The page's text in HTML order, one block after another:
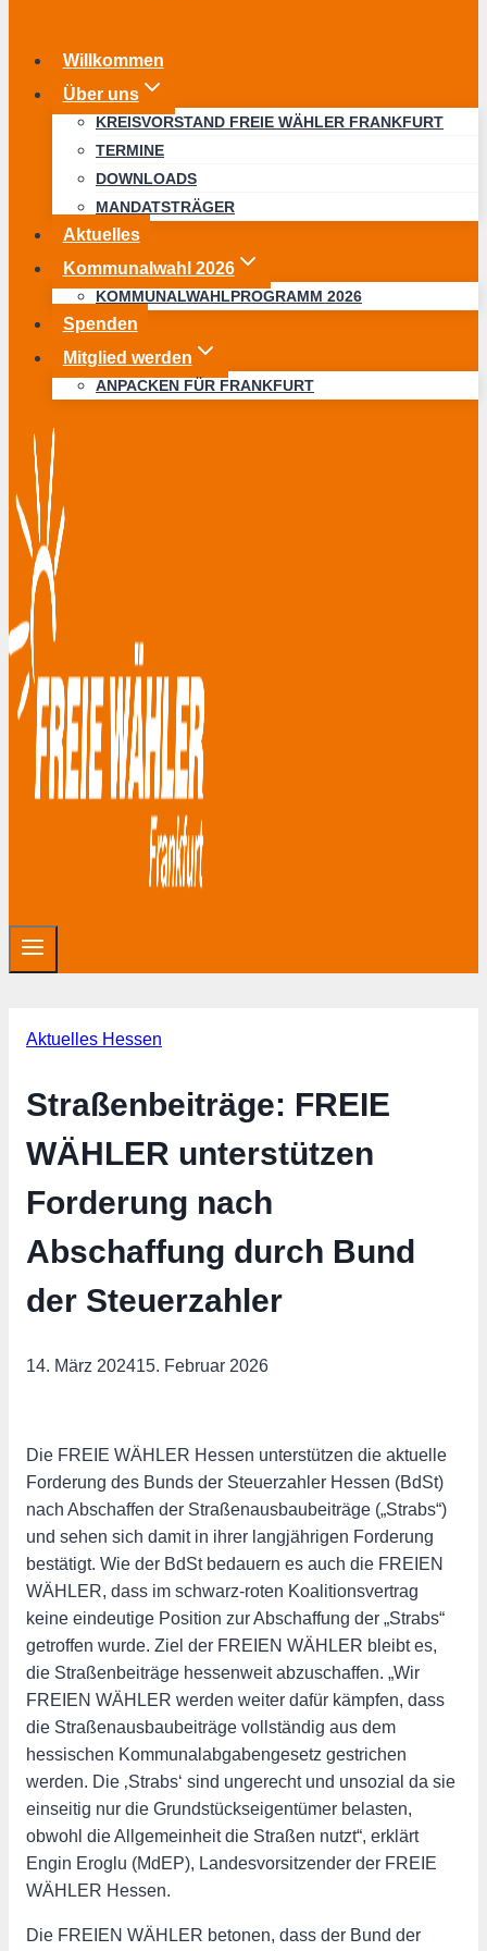
Willkommen
Über uns
KREISVORSTAND FREIE WÄHLER FRANKFURT
TERMINE
DOWNLOADS
MANDATSTRÄGER
Aktuelles
Kommunalwahl 2026
KOMMUNALWAHLPROGRAMM 2026
Spenden
Mitglied werden
ANPACKEN FÜR FRANKFURT
Aktuelles Hessen
Straßenbeiträge: FREIE
WÄHLER unterstützen
Forderung nach
Abschaffung durch Bund
der Steuerzahler
14. März 202415. Februar 2026
Die FREIE WÄHLER Hessen unterstützen die aktuelle
Forderung des Bunds der Steuerzahler Hessen (BdSt)
nach Abschaffen der Straßenausbaubeiträge („Strabs“)
und sehen sich damit in ihrer langjährigen Forderung
bestätigt. Wie der BdSt bedauern es auch die FREIEN
WÄHLER, dass im schwarz-roten Koalitionsvertrag
keine eindeutige Position zur Abschaffung der „Strabs“
getroffen wurde. Ziel der FREIEN WÄHLER bleibt es,
die Straßenbeiträge hessenweit abzuschaffen. „Wir
FREIEN WÄHLER werden weiter dafür kämpfen, dass
die Straßenausbaubeiträge vollständig aus dem
hessischen Kommunalabgabengesetz gestrichen
werden. Die ‚Strabs‘ sind ungerecht und unsozial da sie
einseitig nur die Grundstückseigentümer belasten,
obwohl die Allgemeinheit die Straßen nutzt“, erklärt
Engin Eroglu (MdEP), Landesvorsitzender der FREIE
WÄHLER Hessen.
Die FREIEN WÄHLER betonen, dass der Bund der